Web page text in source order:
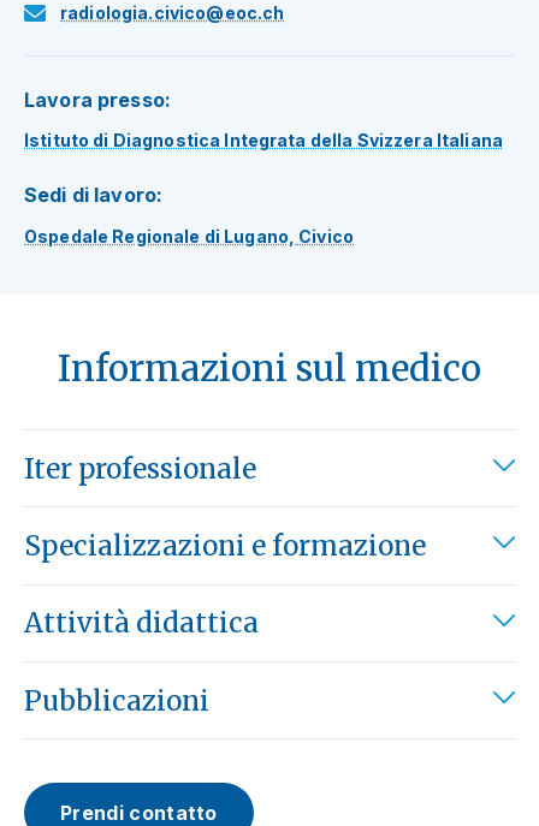
radiologia.civico@eoc.ch
Lavora presso:
Istituto di Diagnostica Integrata della Svizzera Italiana
Sedi di lavoro:
Ospedale Regionale di Lugano, Civico
Informazioni sul medico
Iter professionale
Specializzazioni e formazione
Attività didattica
Pubblicazioni
Prendi contatto